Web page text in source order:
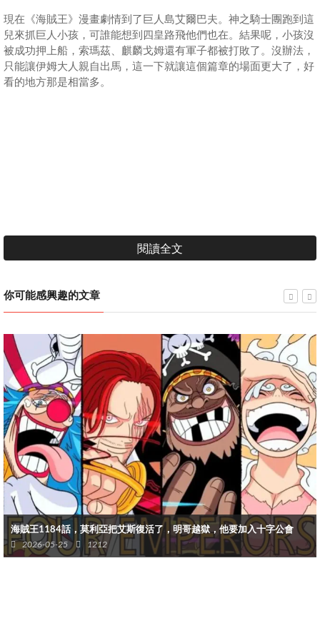
現在《海賊王》漫畫劇情到了巨人島艾爾巴夫。神之騎士團跑到這
兒來抓巨人小孩，可誰能想到四皇路飛他們也在。結果呢，小孩沒
被成功押上船，索瑪茲、麒麟戈姆還有軍子都被打敗了。沒辦法，
只能讓伊姆大人親自出馬，這一下就讓這個篇章的場面更大了，好
看的地方那是相當多。
閱讀全文
你可能感興趣的文章
海賊王1184話，莫利亞把艾斯復活了，明哥越獄，他要加入十字公會
2026-05-25 1212